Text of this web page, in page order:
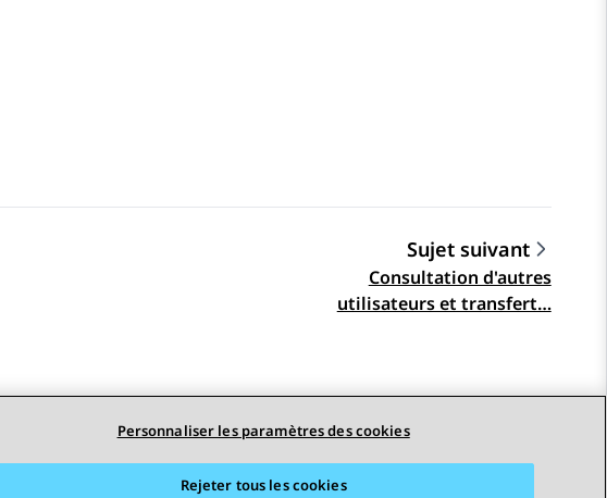
Sujet suivant
Consultation d'autres
utilisateurs et transfert…
Personnaliser les paramètres des cookies
Rejeter tous les cookies